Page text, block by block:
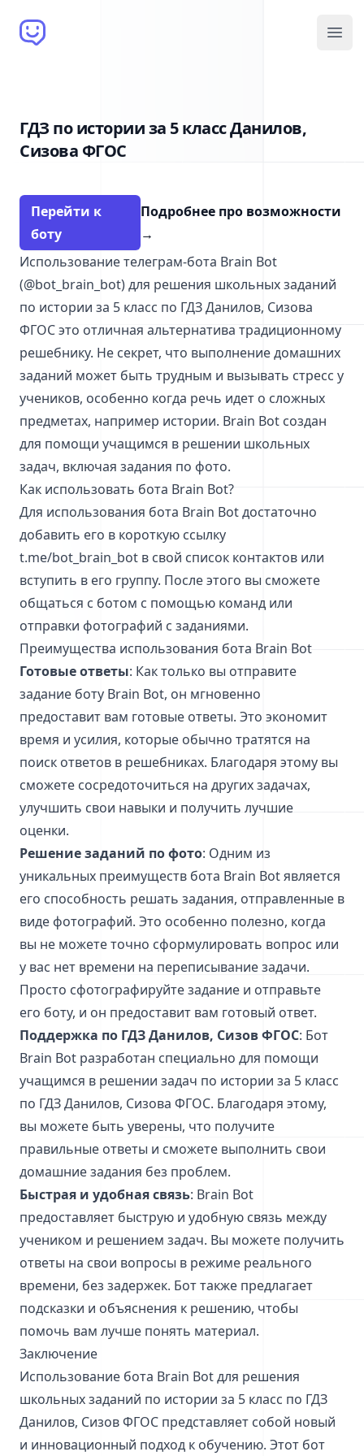
Brain Bot
ГДЗ по истории за 5 класс Данилов,
Сизова ФГОС
Перейти к
боту
Подробнее про возможности
→
Использование телеграм-бота Brain Bot
(@bot_brain_bot) для решения школьных заданий
по истории за 5 класс по ГДЗ Данилов, Сизова
ФГОС это отличная альтернатива традиционному
решебнику. Не секрет, что выполнение домашних
заданий может быть трудным и вызывать стресс у
учеников, особенно когда речь идет о сложных
предметах, например истории. Brain Bot создан
для помощи учащимся в решении школьных
задач, включая задания по фото.
Как использовать бота Brain Bot?
Для использования бота Brain Bot достаточно
добавить его в короткую ссылку
t.me/bot_brain_bot в свой список контактов или
вступить в его группу. После этого вы сможете
общаться с ботом с помощью команд или
отправки фотографий с заданиями.
Преимущества использования бота Brain Bot
Готовые ответы: Как только вы отправите
задание боту Brain Bot, он мгновенно
предоставит вам готовые ответы. Это экономит
время и усилия, которые обычно тратятся на
поиск ответов в решебниках. Благодаря этому вы
сможете сосредоточиться на других задачах,
улучшить свои навыки и получить лучшие
оценки.
Решение заданий по фото: Одним из
уникальных преимуществ бота Brain Bot является
его способность решать задания, отправленные в
виде фотографий. Это особенно полезно, когда
вы не можете точно сформулировать вопрос или
у вас нет времени на переписывание задачи.
Просто сфотографируйте задание и отправьте
его боту, и он предоставит вам готовый ответ.
Поддержка по ГДЗ Данилов, Сизов ФГОС: Бот
Brain Bot разработан специально для помощи
учащимся в решении задач по истории за 5 класс
по ГДЗ Данилов, Сизова ФГОС. Благодаря этому,
вы можете быть уверены, что получите
правильные ответы и сможете выполнить свои
домашние задания без проблем.
Быстрая и удобная связь: Brain Bot
предоставляет быструю и удобную связь между
учеником и решением задач. Вы можете получить
ответы на свои вопросы в режиме реального
времени, без задержек. Бот также предлагает
подсказки и объяснения к решению, чтобы
помочь вам лучше понять материал.
Заключение
Использование бота Brain Bot для решения
школьных заданий по истории за 5 класс по ГДЗ
Данилов, Сизов ФГОС представляет собой новый
и инновационный подход к обучению. Этот бот